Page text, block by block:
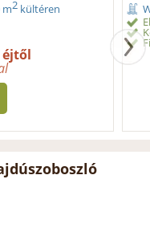
m2 kültéren
éjtől